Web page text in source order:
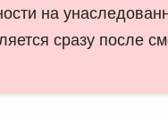
на
сразу после